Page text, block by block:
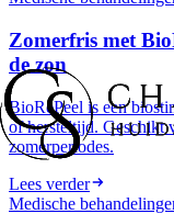
Zomerfris met
de zon
BioRePeel is een
of hersteltijd. Geschikt
zomerperiodes.
Lees verder
Medische